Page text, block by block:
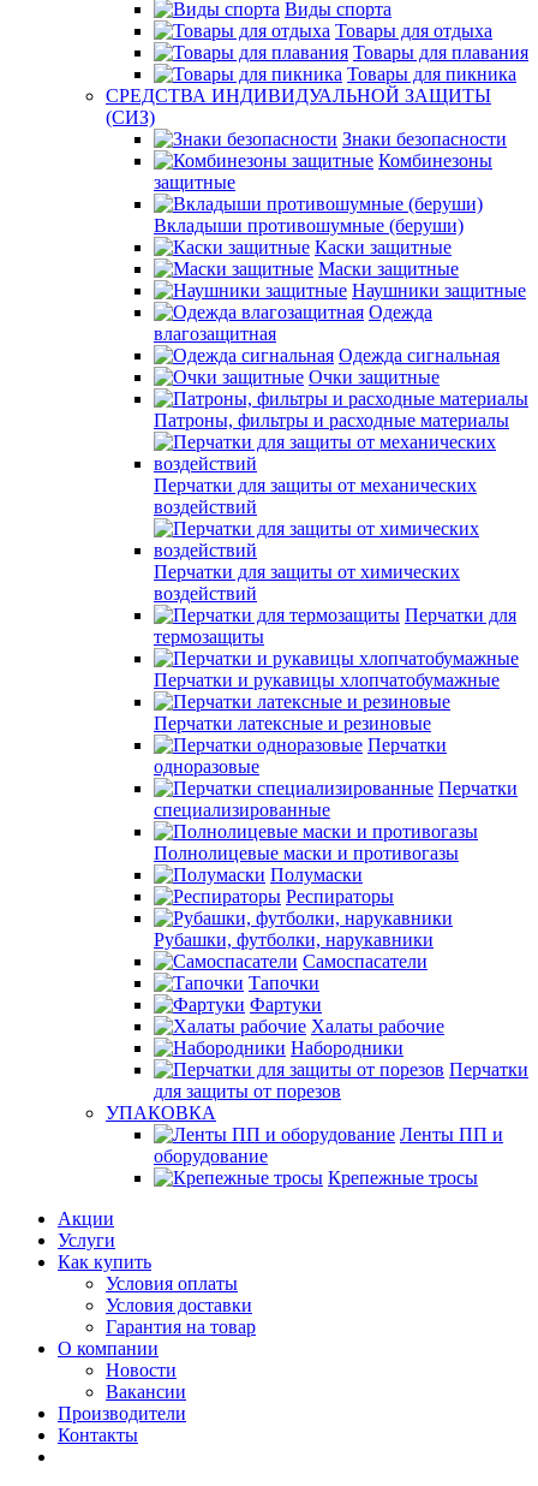
Виды спорта
Товары для отдыха
Товары для плавания
Товары для пикника
СРЕДСТВА ИНДИВИДУАЛЬНОЙ ЗАЩИТЫ
(СИЗ)
Знаки безопасности
Комбинезоны
защитные
Вкладыши противошумные (беруши)
Каски защитные
Маски защитные
Наушники защитные
Одежда
влагозащитная
Одежда сигнальная
Очки защитные
Патроны, фильтры и расходные материалы
Перчатки для защиты от механических
воздействий
Перчатки для защиты от химических
воздействий
Перчатки для
термозащиты
Перчатки и рукавицы хлопчатобумажные
Перчатки латексные и резиновые
Перчатки
одноразовые
Перчатки
специализированные
Полнолицевые маски и противогазы
Полумаски
Респираторы
Рубашки, футболки, нарукавники
Самоспасатели
Тапочки
Фартуки
Халаты рабочие
Набородники
Перчатки
для защиты от порезов
УПАКОВКА
Ленты ПП и
оборудование
Крепежные тросы
Акции
Услуги
Как купить
Условия оплаты
Условия доставки
Гарантия на товар
О компании
Новости
Вакансии
Производители
Контакты